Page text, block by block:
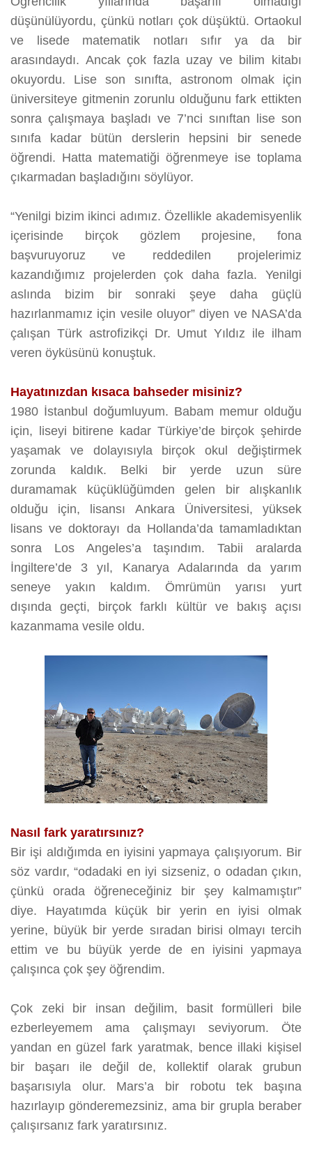
düşünülüyordu, çünkü notları çok düşüktü. Ortaokul
ve lisede matematik notları sıfır ya da bir
arasındaydı. Ancak çok fazla uzay ve bilim kitabı
okuyordu. Lise son sınıfta, astronom olmak için
üniversiteye gitmenin zorunlu olduğunu fark ettikten
sonra çalışmaya başladı ve 7’nci sınıftan lise son
sınıfa kadar bütün derslerin hepsini bir senede
öğrendi. Hatta matematiği öğrenmeye ise toplama
çıkarmadan başladığını söylüyor.
“Yenilgi bizim ikinci adımız. Özellikle akademisyenlik
içerisinde birçok gözlem projesine, fona
başvuruyoruz ve reddedilen projelerimiz
kazandığımız projelerden çok daha fazla. Yenilgi
aslında bizim bir sonraki şeye daha güçlü
hazırlanmamız için vesile oluyor” diyen ve NASA’da
çalışan Türk astrofizikçi Dr. Umut Yıldız ile ilham
veren öyküsünü konuştuk.
Hayatınızdan kısaca bahseder misiniz?
1980 İstanbul doğumluyum. Babam memur olduğu
için, liseyi bitirene kadar Türkiye’de birçok şehirde
yaşamak ve dolayısıyla birçok okul değiştirmek
zorunda kaldık. Belki bir yerde uzun süre
duramamak küçüklüğümden gelen bir alışkanlık
olduğu için, lisansı Ankara Üniversitesi, yüksek
lisans ve doktorayı da Hollanda’da tamamladıktan
sonra Los Angeles’a taşındım. Tabii aralarda
İngiltere’de 3 yıl, Kanarya Adalarında da yarım
seneye yakın kaldım. Ömrümün yarısı yurt
dışında geçti, birçok farklı kültür ve bakış açısı
kazanmama vesile oldu.
Nasıl fark yaratırsınız?
Bir işi aldığımda en iyisini yapmaya çalışıyorum. Bir
söz vardır, “odadaki en iyi sizseniz, o odadan çıkın,
çünkü orada öğreneceğiniz bir şey kalmamıştır”
diye. Hayatımda küçük bir yerin en iyisi olmak
yerine, büyük bir yerde sıradan birisi olmayı tercih
ettim ve bu büyük yerde de en iyisini yapmaya
çalışınca çok şey öğrendim.
Çok zeki bir insan değilim, basit formülleri bile
ezberleyemem ama çalışmayı seviyorum. Öte
yandan en güzel fark yaratmak, bence illaki kişisel
bir başarı ile değil de, kollektif olarak grubun
başarısıyla olur. Mars’a bir robotu tek başına
hazırlayıp gönderemezsiniz, ama bir grupla beraber
çalışırsanız fark yaratırsınız.